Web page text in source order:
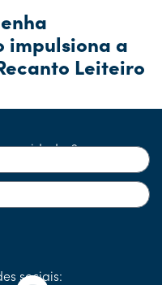
impulsiona a
Leiteiro
novidades?
sociais: